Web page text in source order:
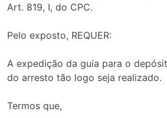
Art. 819, I, do CPC.
Pelo exposto, REQUER:
A expedição da guia para o
do arresto tão logo seja realizado.
Termos que,